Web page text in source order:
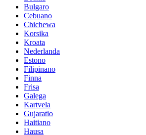
Bulgaro
Cebuano
Chichewa
Korsika
Kroata
Nederlanda
Estono
Filipinano
Finna
Frisa
Galega
Kartvela
Gujaratio
Haitiano
Hausa